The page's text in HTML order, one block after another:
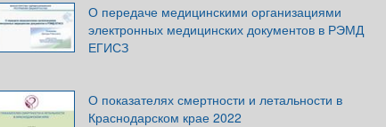
О передаче медицинскими организациями
электронных медицинских документов в РЭМД
ЕГИСЗ
О показателях смертности и летальности в
Краснодарском крае 2022